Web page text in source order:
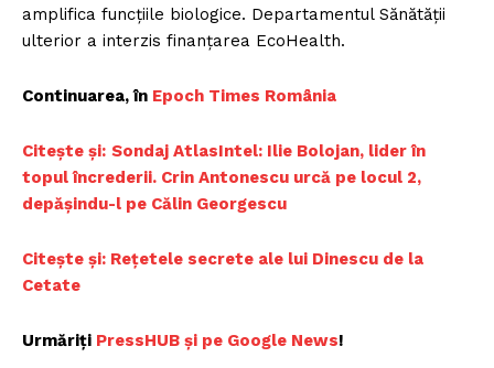
amplifica funcţiile biologice. Departamentul Sănătăţii
ulterior a interzis finanţarea EcoHealth.
Continuarea, în Epoch Times România
Citește și: Sondaj AtlasIntel: Ilie Bolojan, lider în
topul încrederii. Crin Antonescu urcă pe locul 2,
depășindu-l pe Călin Georgescu
Citește și: Rețetele secrete ale lui Dinescu de la
Cetate
Urmăriți PressHUB și pe Google News!